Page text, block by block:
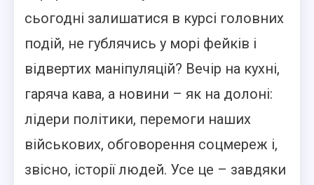
сьогодні залишатися в курсі головних
подій, не гублячись у морі фейків і
відвертих маніпуляцій? Вечір на кухні,
гаряча кава, а новини – як на долоні:
лідери політики, перемоги наших
військових, обговорення соцмереж і,
звісно, історії людей. Усе це – завдяки